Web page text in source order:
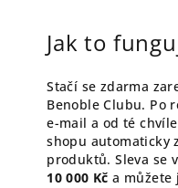
Jak to
Stačí se zdarma
Benoble Clubu. Po
e-mail a od té
shopu automaticky
produktů. Sleva se
10 000 Kč a můžete